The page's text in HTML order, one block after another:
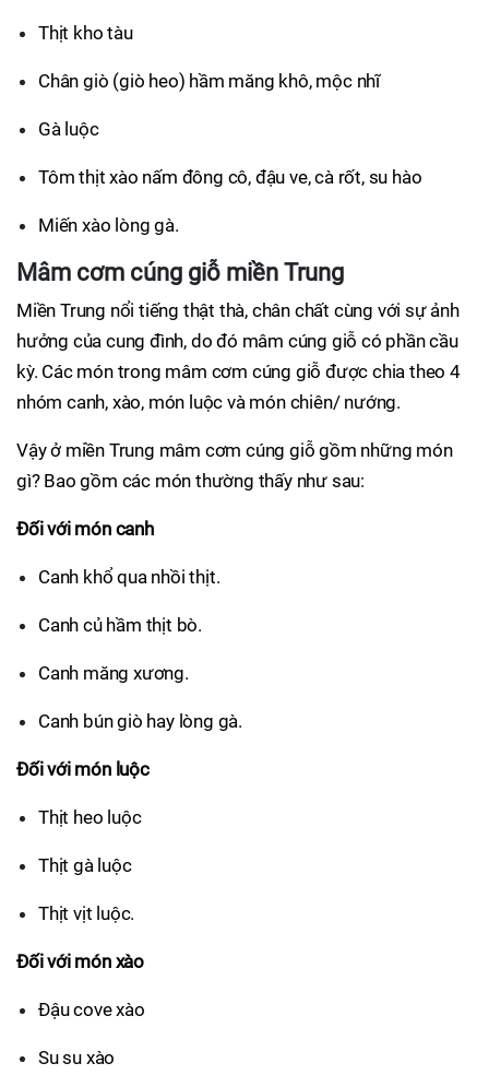
Thịt kho tàu
Chân giò (giò heo) hầm măng khô, mộc nhĩ
Gà luộc
Tôm thịt xào nấm đông cô, đậu ve, cà rốt, su hào
Miến xào lòng gà.
Mâm cơm cúng giỗ miền Trung
Miền Trung nổi tiếng thật thà, chân chất cùng với sự ảnh
hưởng của cung đình, do đó mâm cúng giỗ có phần cầu
kỳ. Các món trong mâm cơm cúng giỗ được chia theo 4
nhóm canh, xào, món luộc và món chiên/ nướng.
Vậy ở miền Trung mâm cơm cúng giỗ gồm những món
gì? Bao gồm các món thường thấy như sau:
Đối với món canh
Canh khổ qua nhồi thịt.
Canh củ hầm thịt bò.
Canh măng xương.
Canh bún giò hay lòng gà.
Đối với món luộc
Thịt heo luộc
Thịt gà luộc
Thịt vịt luộc.
Đối với món xào
Đậu cove xào
Su su xào